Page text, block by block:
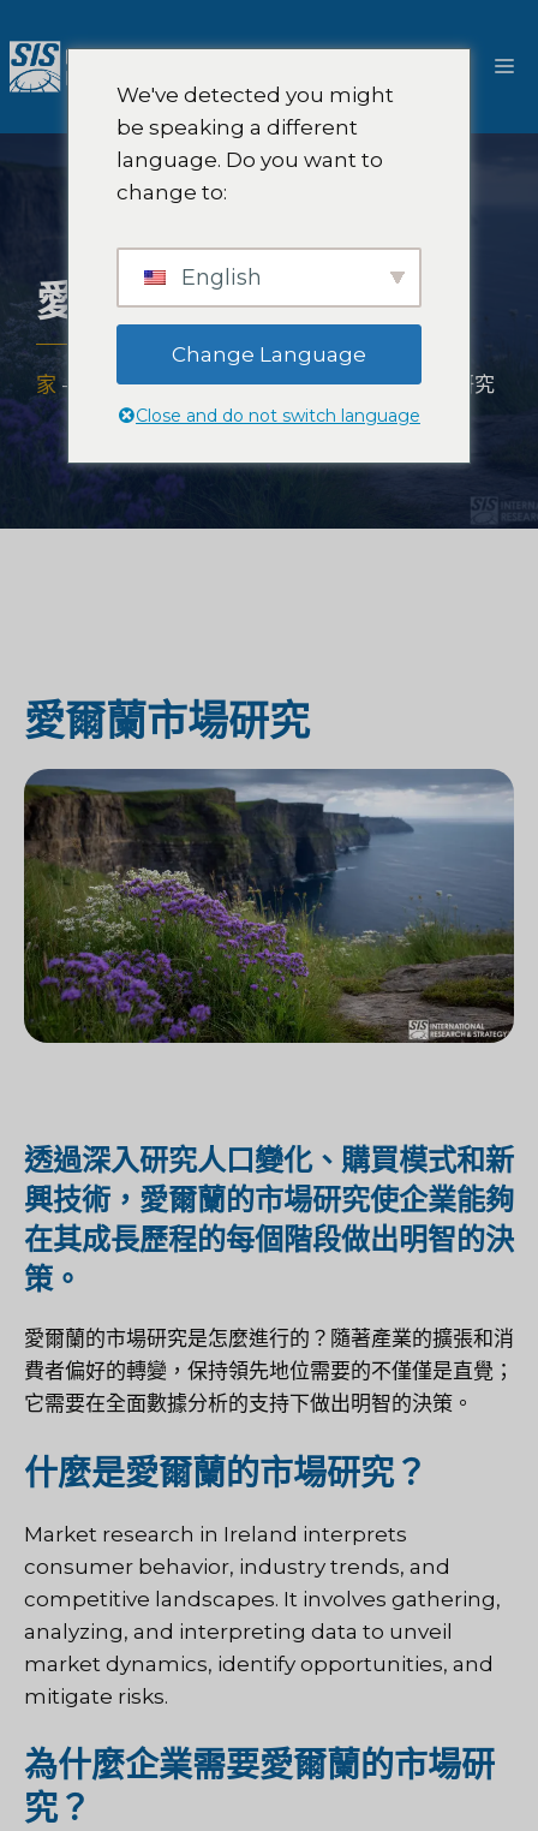
至
內
選
愛爾蘭市場研究
家 - 市場研究範圍-歐洲市場研究-愛爾蘭市場研究
愛爾蘭市場研究
透過深入研究人口變化、購買模式和新
興技術，愛爾蘭的市場研究使企業能夠
在其成長歷程的每個階段做出明智的決
策。
愛爾蘭的市場研究是怎麼進行的？隨著產業的擴張和消
費者偏好的轉變，保持領先地位需要的不僅僅是直覺；
它需要在全面數據分析的支持下做出明智的決策。
什麼是愛爾蘭的市場研究？
Market research in Ireland interprets
consumer behavior, industry trends, and
competitive landscapes. It involves gathering,
analyzing, and interpreting data to unveil
market dynamics, identify opportunities, and
mitigate risks.
為什麼企業需要愛爾蘭的市場研
究？
We've detected you might
be speaking a different
language. Do you want to
change to:
English
Change Language
Close and do not switch language